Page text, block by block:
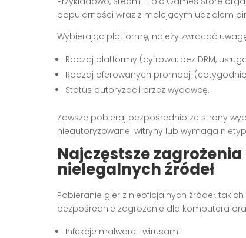
popularności wraz z malejącym udziałem
Wybierając platformę, należy zwracać
Rodzaj platformy (cyfrowa, bez DRM,
Rodzaj oferowanych promocji
Status autoryzacji przez wydawcę.
Zawsze pobieraj bezpośrednio ze strony
nieautoryzowanej witryny lub wymaga
Najczęstsze
nielegalnych źródeł
Pobieranie gier z nieoficjalnych źródeł,
bezpośrednie zagrożenie dla komputera
Infekcje malware i wirusami